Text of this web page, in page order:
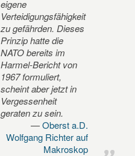
eigene
Verteidigungsfähigkeit
zu gefährden. Dieses
Prinzip hatte die
NATO bereits im
Harmel-Bericht von
1967 formuliert,
scheint aber jetzt in
Vergessenheit
geraten zu sein.
Oberst a.D.
Wolfgang Richter auf
Makroskop